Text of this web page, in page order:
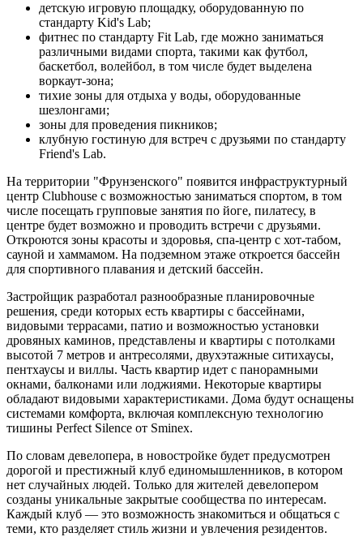
детскую игровую площадку, оборудованную по
стандарту Kid's Lab;
фитнес по стандарту Fit Lab, где можно заниматься
различными видами спорта, такими как футбол,
баскетбол, волейбол, в том числе будет выделена
воркаут-зона;
тихие зоны для отдыха у воды, оборудованные
шезлонгами;
зоны для проведения пикников;
клубную гостиную для встреч с друзьями по стандарту
Friend's Lab.
На территории "Фрунзенского" появится инфраструктурный
центр Clubhouse с возможностью заниматься спортом, в том
числе посещать групповые занятия по йоге, пилатесу, в
центре будет возможно и проводить встречи с друзьями.
Откроются зоны красоты и здоровья, спа-центр с хот-табом,
сауной и хаммамом. На подземном этаже откроется бассейн
для спортивного плавания и детский бассейн.
Застройщик разработал разнообразные планировочные
решения, среди которых есть квартиры с бассейнами,
видовыми террасами, патио и возможностью установки
дровяных каминов, представлены и квартиры с потолками
высотой 7 метров и антресолями, двухэтажные ситихаусы,
пентхаусы и виллы. Часть квартир идет с панорамными
окнами, балконами или лоджиями. Некоторые квартиры
обладают видовыми характеристиками. Дома будут оснащены
системами комфорта, включая комплексную технологию
тишины Perfect Silence от Sminex.
По словам девелопера, в новостройке будет предусмотрен
дорогой и престижный клуб единомышленников, в котором
нет случайных людей. Только для жителей девелопером
созданы уникальные закрытые сообщества по интересам.
Каждый клуб — это возможность знакомиться и общаться с
теми, кто разделяет стиль жизни и увлечения резидентов.